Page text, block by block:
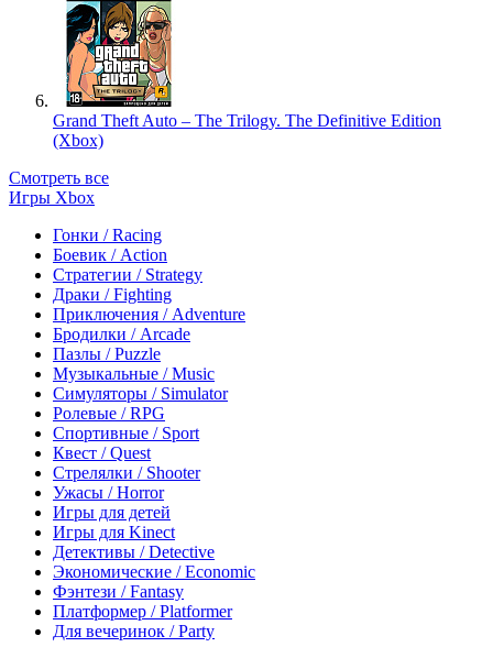
Grand Theft Auto – The Trilogy. The Definitive Edition
(Xbox)
Смотреть все
Игры Xbox
Гонки / Racing
Боевик / Action
Стратегии / Strategy
Драки / Fighting
Приключения / Adventure
Бродилки / Arcade
Пазлы / Puzzle
Музыкальные / Music
Симуляторы / Simulator
Ролевые / RPG
Спортивные / Sport
Квест / Quest
Стрелялки / Shooter
Ужасы / Horror
Игры для детей
Игры для Kinect
Детективы / Detective
Экономические / Economic
Фэнтези / Fantasy
Платформер / Platformer
Для вечеринок / Party